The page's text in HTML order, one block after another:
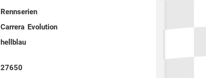
Rennserien
Carrera Evolution
hellblau
27650